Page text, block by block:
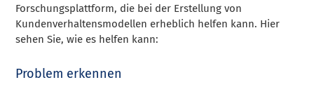
Forschungsplattform, die bei der Erstellung von
Kundenverhaltensmodellen erheblich helfen kann. Hier
sehen Sie, wie es helfen kann:
Problem erkennen